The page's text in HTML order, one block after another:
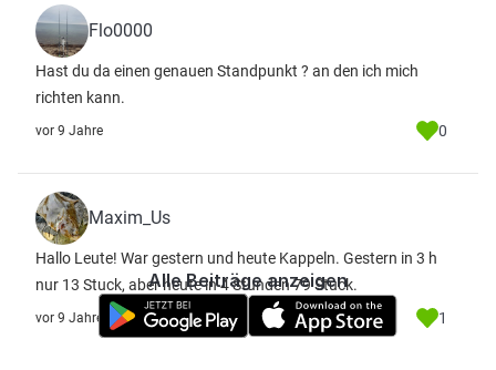
Flo0000
Hast du da einen genauen Standpunkt ? an den ich mich
richten kann.
vor 9 Jahre 0
Maxim_Us
Hallo Leute! War gestern und heute Kappeln. Gestern in 3 h
nur 13 Stuck, aber heute in 4 Stunden 79 Stuck.
vor 9 Jahre 1
Alle Beiträge anzeigen